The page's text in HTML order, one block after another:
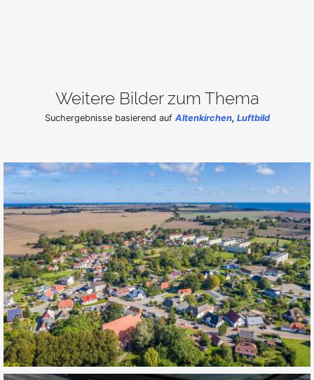
Weitere Bilder zum Thema
Suchergebnisse basierend auf Altenkirchen, Luftbild